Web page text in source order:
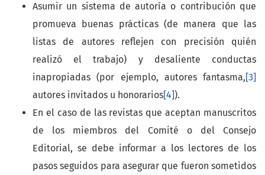
Asumir un sistema de autoría o contribución que
promueva buenas prácticas (de manera que las
listas de autores reflejen con precisión quién
realizó el trabajo) y desaliente conductas
inapropiadas (por ejemplo, autores fantasma,[3]
autores invitados u honorarios[4]).
En el caso de las revistas que aceptan manuscritos
de los miembros del Comité o del Consejo
Editorial, se debe informar a los lectores de los
pasos seguidos para asegurar que fueron sometidos